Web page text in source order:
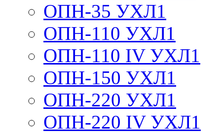
ОПН-35 УХЛ1
ОПН-110 УХЛ1
ОПН-110 IV УХЛ1
ОПН-150 УХЛ1
ОПН-220 УХЛ1
ОПН-220 IV УХЛ1